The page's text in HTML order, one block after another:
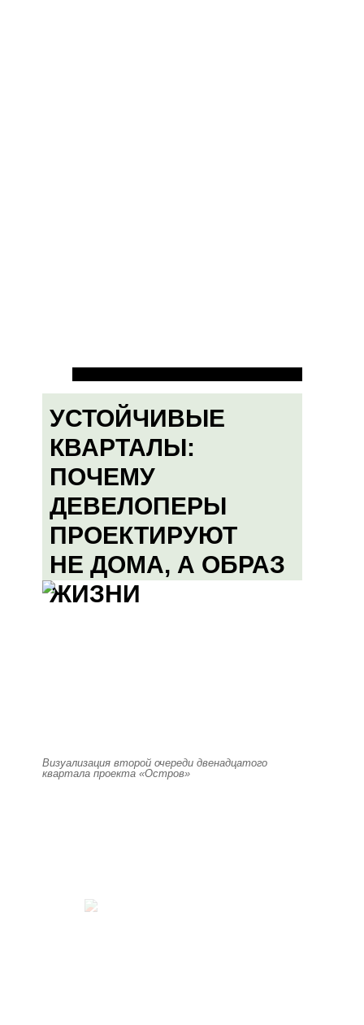
УСТОЙЧИВЫЕ
КВАРТАЛЫ:
ПОЧЕМУ
ДЕВЕЛОПЕРЫ
ПРОЕКТИРУЮТ
НЕ ДОМА, А ОБРАЗ
ЖИЗНИ
Визуализация второй очереди двенадцатого
квартала проекта «Остров»